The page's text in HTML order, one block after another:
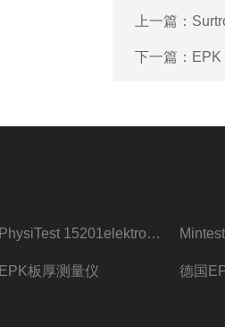
上一篇：
下一篇：
PhysiTest 15201elektrophysik测厚仪
EPK板厚测量仪